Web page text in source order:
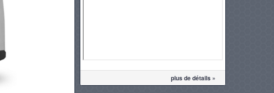
plus de détails »